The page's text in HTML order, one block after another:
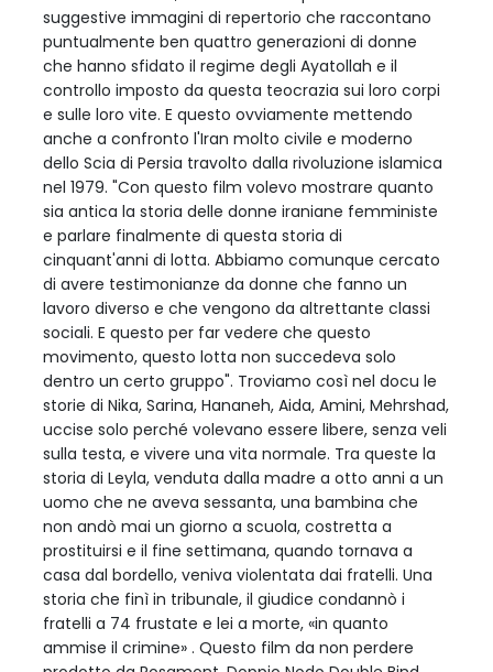
suggestive immagini di repertorio che raccontano
puntualmente ben quattro generazioni di donne
che hanno sfidato il regime degli Ayatollah e il
controllo imposto da questa teocrazia sui loro corpi
e sulle loro vite. E questo ovviamente mettendo
anche a confronto l'Iran molto civile e moderno
dello Scia di Persia travolto dalla rivoluzione islamica
nel 1979. "Con questo film volevo mostrare quanto
sia antica la storia delle donne iraniane femministe
e parlare finalmente di questa storia di
cinquant'anni di lotta. Abbiamo comunque cercato
di avere testimonianze da donne che fanno un
lavoro diverso e che vengono da altrettante classi
sociali. E questo per far vedere che questo
movimento, questo lotta non succedeva solo
dentro un certo gruppo". Troviamo così nel docu le
storie di Nika, Sarina, Hananeh, Aida, Amini, Mehrshad,
uccise solo perché volevano essere libere, senza veli
sulla testa, e vivere una vita normale. Tra queste la
storia di Leyla, venduta dalla madre a otto anni a un
uomo che ne aveva sessanta, una bambina che
non andò mai un giorno a scuola, costretta a
prostituirsi e il fine settimana, quando tornava a
casa dal bordello, veniva violentata dai fratelli. Una
storia che finì in tribunale, il giudice condannò i
fratelli a 74 frustate e lei a morte, «in quanto
ammise il crimine» . Questo film da non perdere